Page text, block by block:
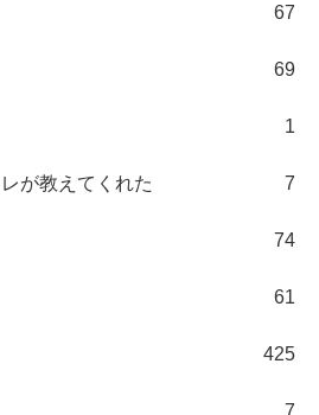
67
69
1
が教えてくれた 7
74
61
425
7